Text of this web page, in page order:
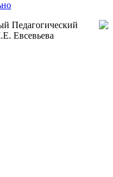
Педагогический
Евсевьева